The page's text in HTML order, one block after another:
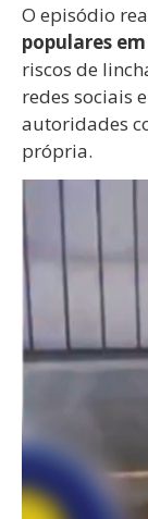
O episódio
populares
riscos de
redes sociais
autoridades
própria.